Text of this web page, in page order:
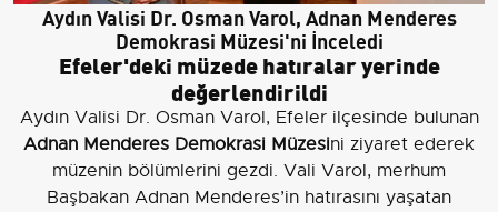
Aydın Valisi Dr. Osman Varol, Adnan Menderes
Demokrasi Müzesi'ni İnceledi
Efeler'deki müzede hatıralar yerinde
değerlendirildi
Aydın Valisi Dr. Osman Varol, Efeler ilçesinde bulunan
Adnan Menderes Demokrasi Müzesini ziyaret ederek
müzenin bölümlerini gezdi. Vali Varol, merhum
Başbakan Adnan Menderes’in hatırasını yaşatan